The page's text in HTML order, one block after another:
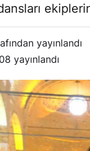
yayınlandı
yayınlandı